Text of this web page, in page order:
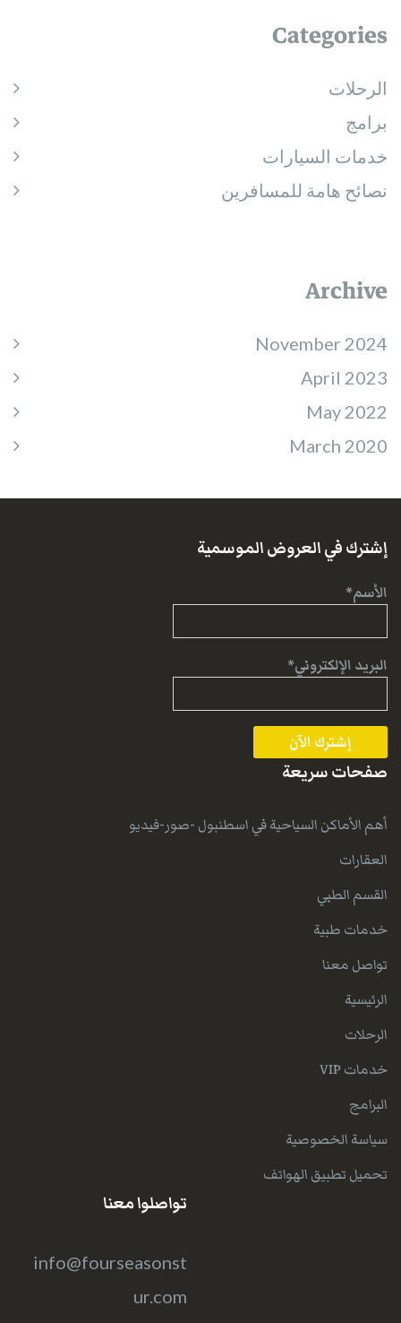
Categories
الرحلات
برامج
خدمات السيارات
نصائح هامة للمسافرين
Archive
November 2024
April 2023
May 2022
March 2020
إشترك في العروض الموسمية
الأسم*
البريد الإلكتروني*
صفحات سريعة
أهم الأماكن السياحية في اسطنبول -صور-فيديو
العقارات
القسم الطبي
خدمات طبية
تواصل معنا
الرئيسية
الرحلات
خدمات VIP
البرامج
سياسة الخصوصية
تحميل تطبيق الهواتف
تواصلوا معنا
info@fourseasonst
ur.com